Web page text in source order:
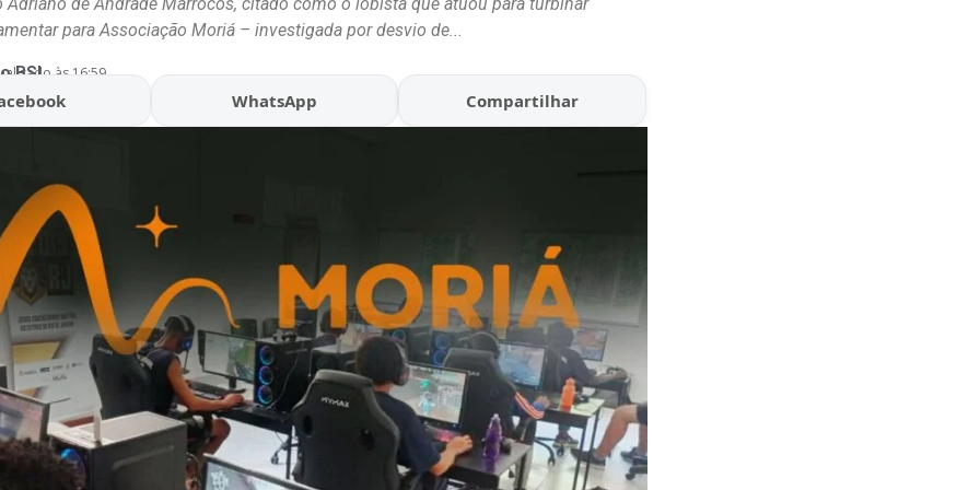
para Associação Moriá – investigada por desvio de...
BSL às 16:59
WhatsApp Compartilhar